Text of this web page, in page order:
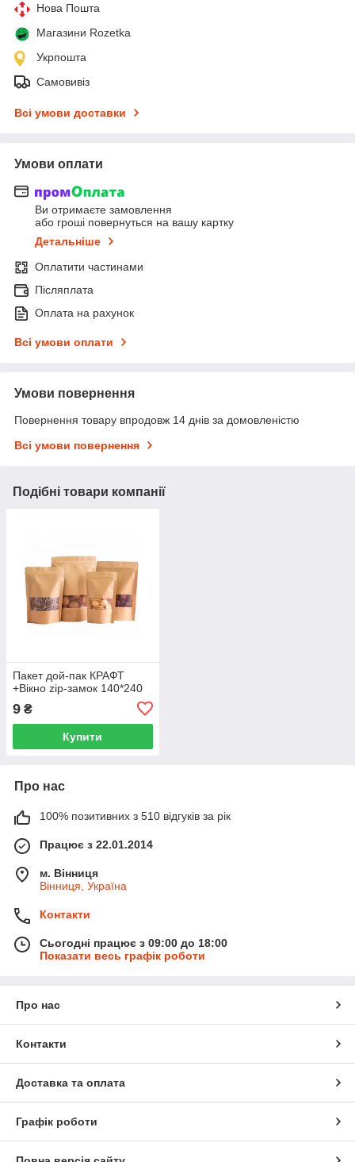
Нова Пошта
Магазини Rozetka
Укрпошта
Самовивіз
Всі умови доставки
Умови оплати
Ви отримаєте замовлення
або гроші повернуться на вашу картку
Детальніше
Оплатити частинами
Післяплата
Оплата на рахунок
Всі умови оплати
Умови повернення
Повернення товару впродовж 14 днів за домовленістю
Всі умови повернення
Подібні товари компанії
Пакет дой-пак КРАФТ
+Вікно zip-замок 140*240
9 ₴
Купити
Про нас
100% позитивних з 510 відгуків за рік
Працює з 22.01.2014
м. Вінниця
Вінниця, Україна
Контакти
Сьогодні працює з 09:00 до 18:00
Показати весь графік роботи
Про нас
Контакти
Доставка та оплата
Графік роботи